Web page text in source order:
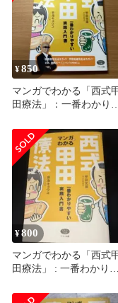
¥850
マンガでわかる「西式
田療法」：一番わかりや
雄
¥800
マンガでわかる「西式
田療法」 : 一番わかりや